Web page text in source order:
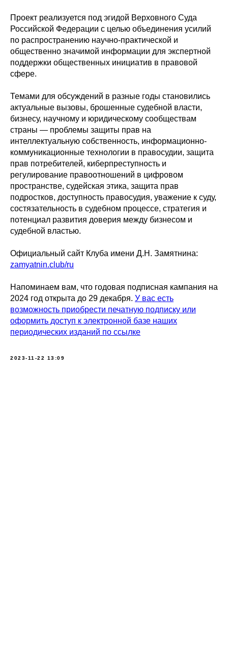
Проект реализуется под эгидой Верховного Суда
Российской Федерации с целью объединения усилий
по распространению научно-практической и
общественно значимой информации для экспертной
поддержки общественных инициатив в правовой
сфере.
Темами для обсуждений в разные годы становились
актуальные вызовы, брошенные судебной власти,
бизнесу, научному и юридическому сообществам
страны — проблемы защиты прав на
интеллектуальную собственность, информационно-
коммуникационные технологии в правосудии, защита
прав потребителей, киберпреступность и
регулирование правоотношений в цифровом
пространстве, судейская этика, защита прав
подростков, доступность правосудия, уважение к суду,
состязательность в судебном процессе, стратегия и
потенциал развития доверия между бизнесом и
судебной властью.
Официальный сайт Клуба имени Д.Н. Замятнина:
zamyatnin.club/ru
Напоминаем вам, что годовая подписная кампания на
2024 год открыта до 29 декабря. У вас есть
возможность приобрести печатную подписку или
оформить доступ к электронной базе наших
периодических изданий по ссылке
2023-11-22 13:09